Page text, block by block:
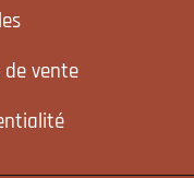
vente